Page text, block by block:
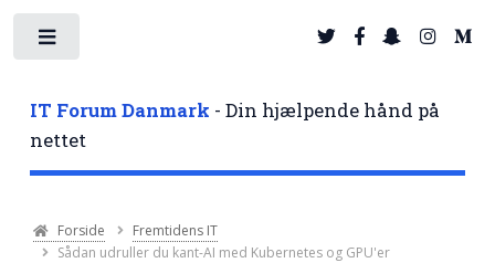
IT Forum Danmark - Din hjælpende hånd på
nettet
Forside
Fremtidens IT
Sådan udruller du kant-AI med Kubernetes og GPU'er